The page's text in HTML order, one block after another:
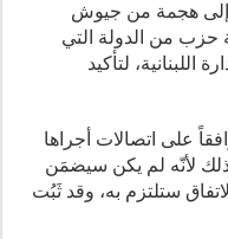
إلى هجمة من جيوش
حزب من الدولة التي
لتأكيد
على اتصالات أجراها
لأنّه لم يكن سيضمَن
ستلتزم به، وقد ثَبُت